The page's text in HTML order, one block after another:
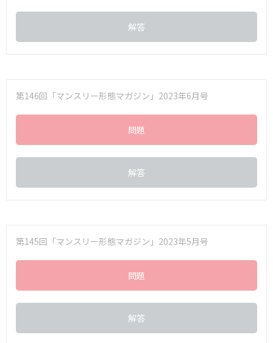
解答
第146回「マンスリー形態マガジン」2023年6月号
問題
解答
第145回「マンスリー形態マガジン」2023年5月号
問題
解答